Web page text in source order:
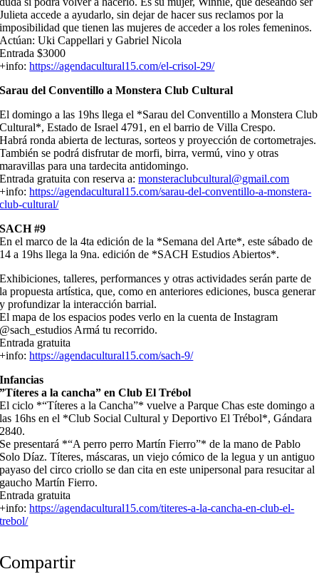
Julieta accede a ayudarlo, sin dejar de hacer sus reclamos por la
imposibilidad que tienen las mujeres de acceder a los roles femeninos.
Actúan: Uki Cappellari y Gabriel Nicola
Entrada $3000
+info:https://agendacultural15.com/el-crisol-29/
Sarau del Conventillo a Monstera Club Cultural
El domingo a las 19hs llega el *Sarau del Conventillo a Monstera Club
Cultural*, Estado de Israel 4791, en el barrio de Villa Crespo.
Habrá ronda abierta de lecturas, sorteos y proyección de cortometrajes.
También se podrá disfrutar de morfi, birra, vermú, vino y otras
maravillas para una tardecita antidomingo.
Entrada gratuita con reserva a:monsteraclubcultural@gmail.com
+info:https://agendacultural15.com/sarau-del-conventillo-a-monstera-
club-cultural/
SACH #9
En el marco de la 4ta edición de la *Semana del Arte*, este sábado de
14 a 19hs llega la 9na. edición de *SACH Estudios Abiertos*.
Exhibiciones, talleres, performances y otras actividades serán parte de
la propuesta artística, que, como en anteriores ediciones, busca generar
y profundizar la interacción barrial.
El mapa de los espacios podes verlo en la cuenta de Instagram
@sach_estudios Armá tu recorrido.
Entrada gratuita
+info:https://agendacultural15.com/sach-9/
Infancias
”Títeres a la cancha” en Club El Trébol
El ciclo *“Títeres a la Cancha”* vuelve a Parque Chas este domingo a
las 16hs en el *Club Social Cultural y Deportivo El Trébol*, Gándara
2840.
Se presentará *“A perro perro Martín Fierro”* de la mano de Pablo
Solo Díaz. Títeres, máscaras, un viejo cómico de la legua y un antiguo
payaso del circo criollo se dan cita en este unipersonal para resucitar al
gaucho Martín Fierro.
Entrada gratuita
+info:https://agendacultural15.com/titeres-a-la-cancha-en-club-el-
trebol/
Compartir